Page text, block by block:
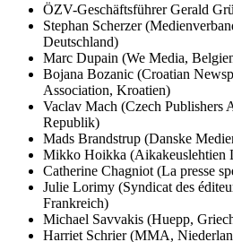
ÖZV-Geschäftsführer Gerald
Stephan Scherzer
Deutschland)
Marc Dupain (We Media,
Bojana Bozanic (Croatian
Association, Kroatien)
Vaclav Mach (Czech Publishers
Republik)
Mads Brandstrup (Danske
Mikko Hoikka (Aikakeuslehtien
Catherine Chagniot (La presse
Julie Lorimy (Syndicat des
Frankreich)
Michael Savvakis (Huepp,
Harriet Schrier (MMA,